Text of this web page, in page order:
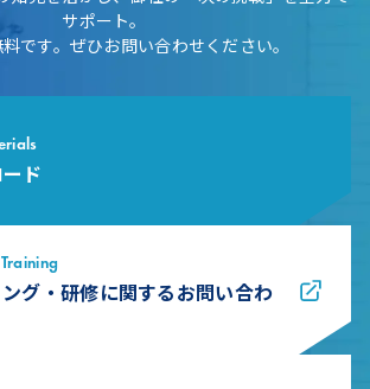
サポート。
です。ぜひお問い合わせください。
ド
グ・研修に関するお問い合わ